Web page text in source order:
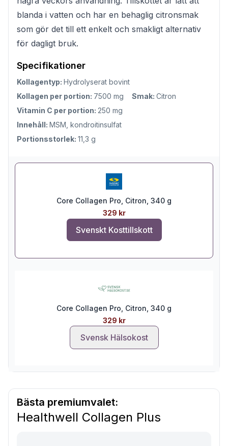
blanda i vatten och har en behaglig citronsmak
som gör det till ett enkelt och smakligt alternativ
för dagligt bruk.
Specifikationer
Kollagentyp: Hydrolyserat bovint
Kollagen per portion: 7500 mg Smak: Citron
Vitamin C per portion: 250 mg
Innehåll: MSM, kondroitinsulfat
Portionsstorlek: 11,3 g
Core Collagen Pro, Citron, 340 g
329 kr
Svenskt Kosttillskott
Core Collagen Pro, Citron, 340 g
329 kr
Svensk Hälsokost
Bästa premiumvalet:
Healthwell Collagen Plus